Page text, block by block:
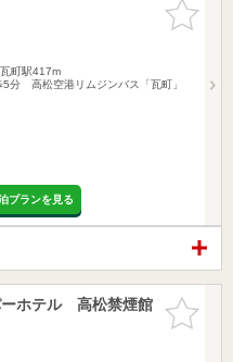
お気に入
りに追加
瓦町駅417m
5分 高松空港リムジンバス「瓦町」
プランを見る
お気に入
りに追加
ホテル 高松禁煙館